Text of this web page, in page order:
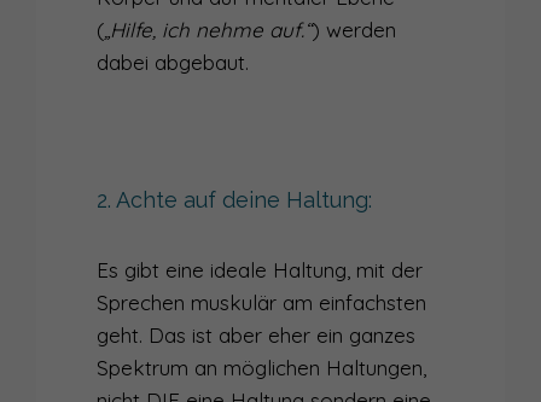
(„Hilfe, ich nehme auf.“) werden
dabei abgebaut.
2. Achte auf deine Haltung:
Es gibt eine ideale Haltung, mit der
Sprechen muskulär am einfachsten
geht. Das ist aber eher ein ganzes
Spektrum an möglichen Haltungen,